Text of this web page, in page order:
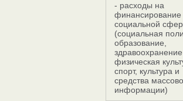
- расходы на
финансирование
социальной
(социальная
образование,
физическая
спорт, культура и
средства
информации)